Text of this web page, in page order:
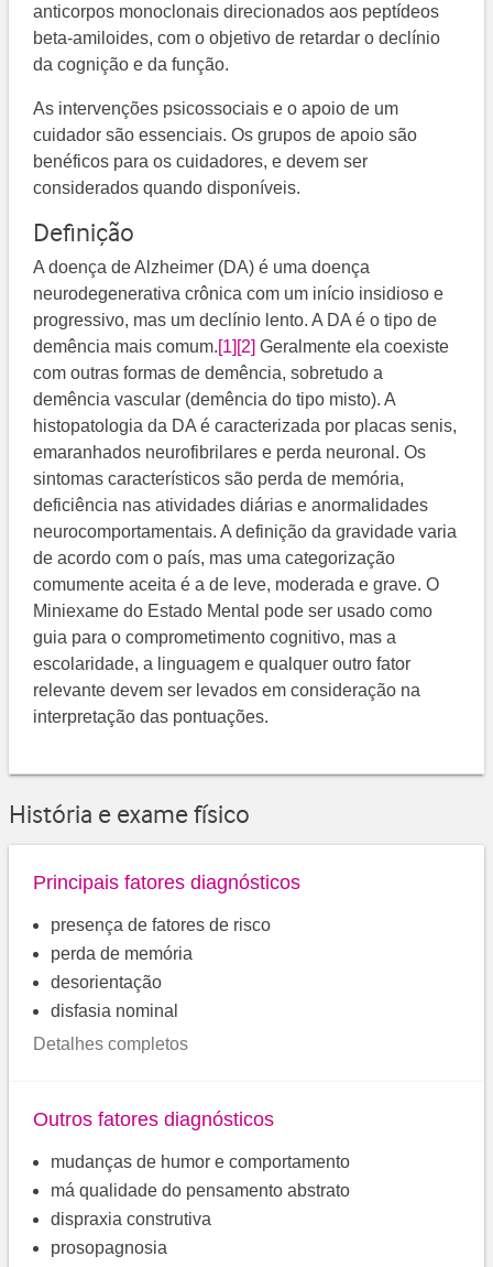
anticorpos monoclonais direcionados aos peptídeos
beta-amiloides, com o objetivo de retardar o declínio
da cognição e da função.
As intervenções psicossociais e o apoio de um
cuidador são essenciais. Os grupos de apoio são
benéficos para os cuidadores, e devem ser
considerados quando disponíveis.
Definição
A doença de Alzheimer (DA) é uma doença
neurodegenerativa crônica com um início insidioso e
progressivo, mas um declínio lento. A DA é o tipo de
demência mais comum.[1] [2] Geralmente ela coexiste
com outras formas de demência, sobretudo a
demência vascular (demência do tipo misto). A
histopatologia da DA é caracterizada por placas senis,
emaranhados neurofibrilares e perda neuronal. Os
sintomas característicos são perda de memória,
deficiência nas atividades diárias e anormalidades
neurocomportamentais. A definição da gravidade varia
de acordo com o país, mas uma categorização
comumente aceita é a de leve, moderada e grave. O
Miniexame do Estado Mental pode ser usado como
guia para o comprometimento cognitivo, mas a
escolaridade, a linguagem e qualquer outro fator
relevante devem ser levados em consideração na
interpretação das pontuações.
História e exame físico
Principais fatores diagnósticos
presença de fatores de risco
perda de memória
desorientação
disfasia nominal
Detalhes completos
Outros fatores diagnósticos
mudanças de humor e comportamento
má qualidade do pensamento abstrato
dispraxia construtiva
prosopagnosia